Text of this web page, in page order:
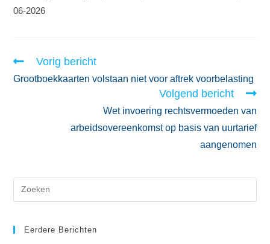
06-2026
Vorig bericht
Grootboekkaarten volstaan niet voor aftrek voorbelasting
Volgend bericht
Wet invoering rechtsvermoeden van
arbeidsovereenkomst op basis van uurtarief
aangenomen
Eerdere Berichten